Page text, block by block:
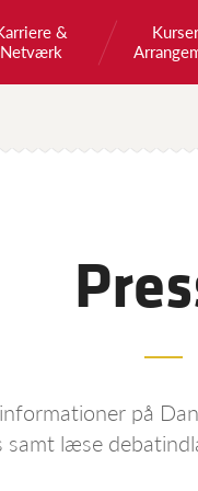
&
Netværk
på
samt læse